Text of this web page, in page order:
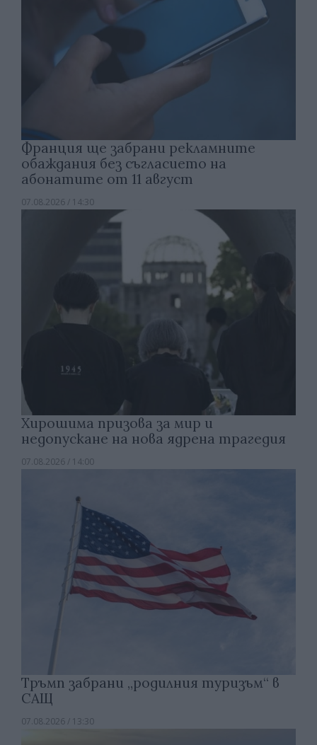
Франция ще забрани рекламните
обаждания без съгласието на
абонатите от 11 август
07.08.2026 / 14:30
Хирошима призова за мир и
недопускане на нова ядрена трагедия
07.08.2026 / 14:00
Тръмп забрани „родилния туризъм“ в
САЩ
07.08.2026 / 13:30